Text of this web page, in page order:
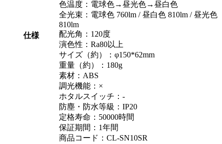
仕様
色温度：電球色→昼光色→昼白色
全光束：電球色 760lm / 昼白色 810lm / 昼光色
810lm
配光角：120度
演色性：Ra80以上
サイズ（約）：φ150*62mm
重量（約）：180g
素材：ABS
調光機能：×
ホタルスイッチ：-
防塵・防水等級：IP20
定格寿命：50000時間
保証期間：1年間
商品コード：CL-SN10SR